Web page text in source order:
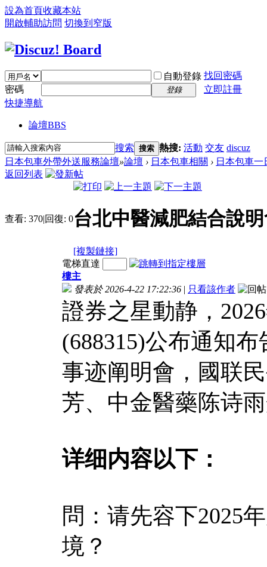
設為首頁收藏本站
開啟輔助訪問 切換到窄版
自動登錄 找回密碼
密碼
登錄
立即註冊
快捷導航
論壇BBS
搜索 搜索 熱搜: 活動 交友 discuz
日本包車外帶外送服務論壇»論壇 › 日本包車相關 › 日本包車一
返回列表
查看: 370|回復: 0台北中醫減肥結合說
[複製鏈接]
電梯直達
樓主
發表於 2026-4-22 17:22:36 | 只看該作者
證券之星動静，
(688315)公布通知
事迹阐明會，國联
芳、中金醫藥陈诗
详细内容以下：
問：请先容下2025
境？